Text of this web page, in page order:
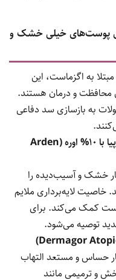
پوست‌های خیلی خشک و
به اگزماست، این
محافظت و درمان هستند.
به بازسازی سد دفاعی
لوسیون مرطوب کننده قوی آردن آتوپیا با 10% اوره (Arden
خشک و آسیب‌دیده را
خاصیت لایه‌برداری ملایم
کمک می‌کند. برای
توصیه می‌شود.
حساس و مستعد التهاب
و ترمیمی مانند